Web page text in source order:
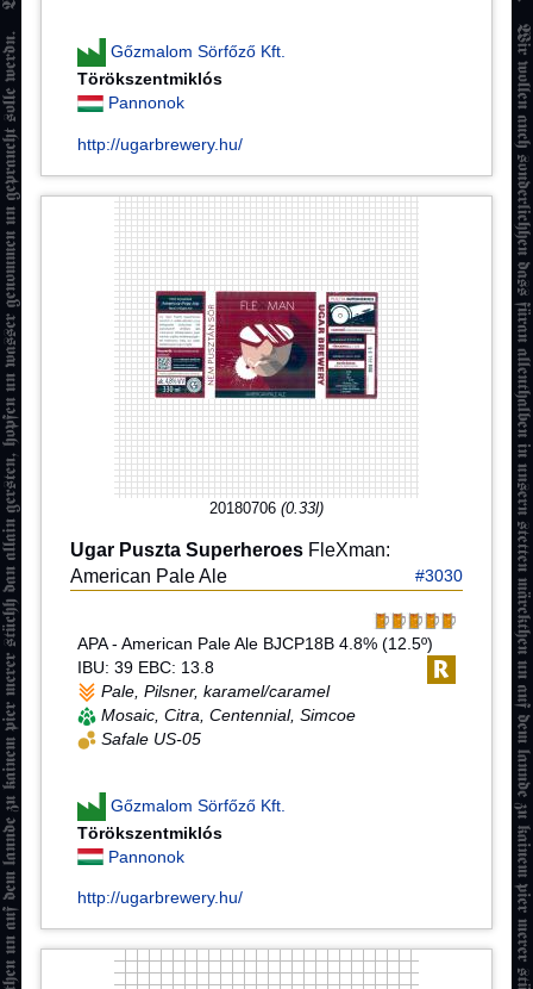
Gőzmalom Sörfőző Kft.
Törökszentmiklós
Pannonok
http://ugarbrewery.hu/
20180706 (0.33l)
Ugar Puszta Superheroes FleXman:
American Pale Ale
#3030
APA - American Pale Ale BJCP18B 4.8% (12.5º)
IBU: 39 EBC: 13.8
Pale, Pilsner, karamel/caramel
Mosaic, Citra, Centennial, Simcoe
Safale US-05
Gőzmalom Sörfőző Kft.
Törökszentmiklós
Pannonok
http://ugarbrewery.hu/